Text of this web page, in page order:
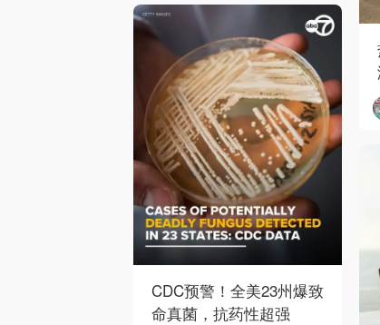
CDC预警！全美23州爆致
命真菌，抗药性超强